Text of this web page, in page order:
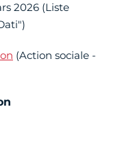
2026 (Liste
(Action sociale -